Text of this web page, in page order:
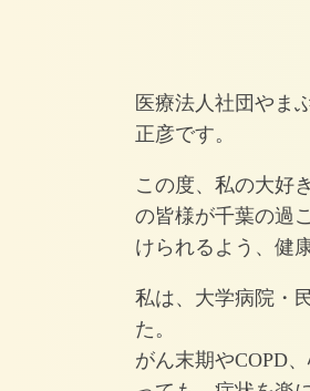
医療法人社団やま
正彦です。
この度、私の大好
の皆様が千葉の過
けられるよう、健
私は、大学病院・
た。
がん末期やCOPD